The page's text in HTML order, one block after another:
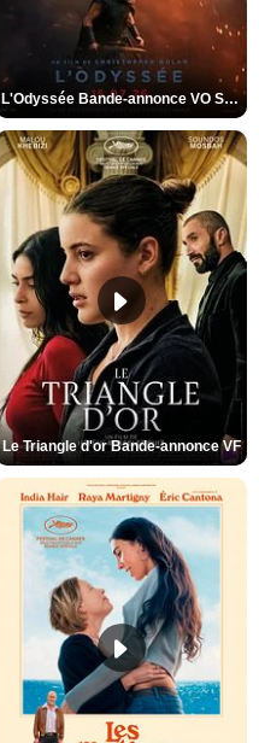
L'Odyssée Bande-annonce VO STFR
Le Triangle d'or Bande-annonce VF